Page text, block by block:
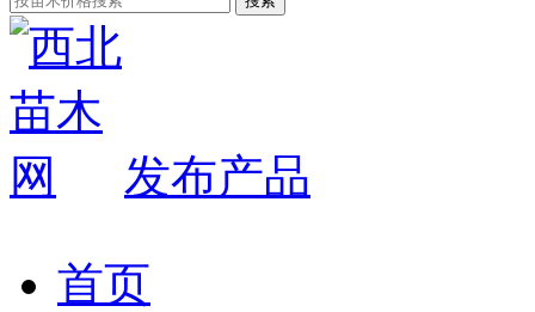
发布产品
首页